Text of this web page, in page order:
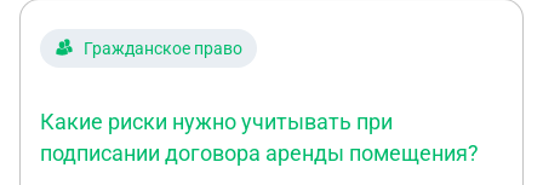
Гражданское право
Какие риски нужно учитывать при
подписании договора аренды помещения?